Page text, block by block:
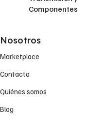
Componentes
Nosotros
Marketplace
Contacto
Quiénes somos
Blog